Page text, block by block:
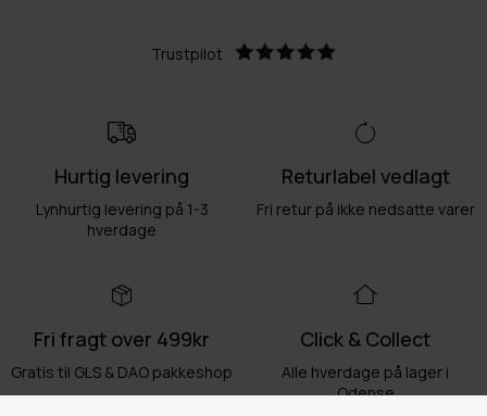
Trustpilot
Hurtig levering
Lynhurtig levering på 1-3
hverdage
Returlabel vedlagt
Fri retur på ikke nedsatte varer
Fri fragt over 499kr
Gratis til GLS & DAO pakkeshop
Click & Collect
Alle hverdage på lager i
Odense